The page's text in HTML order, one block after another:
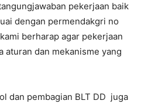
pekerjaan baik
dengan permendakgri no
berharap agar pekerjaan
aturan dan mekanisme yang
dan pembagian BLT DD juga